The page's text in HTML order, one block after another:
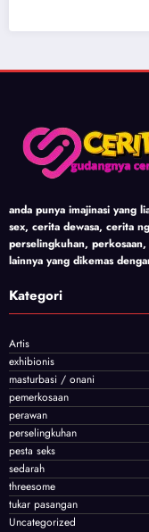
anda punya imajinasi yang
sex, cerita dewasa, cerita
perselingkuhan,
lainnya yang dikemas
Kategori
Artis
exhibionis
masturbasi / onani
pemerkosaan
perawan
perselingkuhan
pesta seks
sedarah
threesome
tukar pasangan
Uncategorized